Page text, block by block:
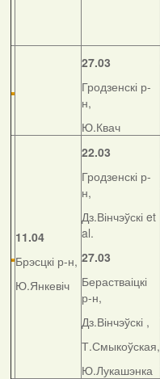
27.03
Гродзенскі р-
н,
Ю.Квач
11.04
Брэсцкі р-н,
Ю.Янкевіч
22.03
Гродзенскі р-
н,
Дз.Вінчэўскі et
al.
27.03
Берастваіцкі
р-н,
Дз.Вінчэўскі ,
Т.Смыкоўская,
Ю.Лукашэнка